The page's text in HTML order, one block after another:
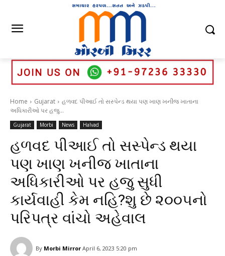
Home Gujarat
હળવદ પીઆઈ તો સસ્પેન્ડ થયા પણ ખાણ ખનીજ ખાતાના
અધિકારીઓ પર હજુ...
Gujarat Morbi News Halvad
હળવદ પીઆઈ તો સસ્પેન્ડ થયા
પણ ખાણ ખનીજ ખાતાના
અધિકારીઓ પર હજુ સુધી
કાર્યવાહી કેમ નહિ?શુ છે ૨૦૦૫નો
પરિપત્ર વાંચો અહેવાલ
By Morbi Mirror April 6, 2023 5:20 pm